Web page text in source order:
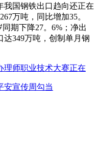
我国钢铁出口趋向还正在
万吨，同比增加35。
期下降27。6%；净出
达349万吨，创制单月钢
理师职业技术大赛正在
安宣传周勾当